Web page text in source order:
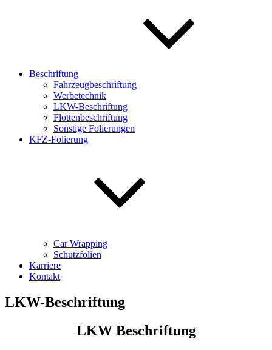
Beschriftung
Fahrzeugbeschriftung
Werbetechnik
LKW-Beschriftung
Flottenbeschriftung
Sonstige Folierungen
KFZ-Folierung
Car Wrapping
Schutzfolien
Karriere
Kontakt
LKW-Beschriftung
LKW Beschriftung